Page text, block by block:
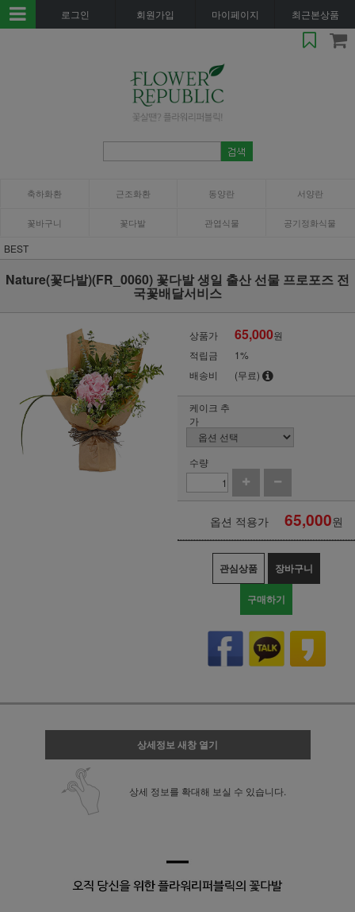
로그인 회원가입 마이페이지 최근본상품
축하화환 근조화환 동양란 서양란
꽃바구니 꽃다발 관엽식물 공기정화식물
BEST
Nature(꽃다발)(FR_0060) 꽃다발 생일 출산 선물 프로포즈 전
국꽃배달서비스
상품가 65,000원
적립금
1%
배송비
(무료)
케이크 추
가
수량
옵션 적용가 65,000원
관심상품 장바구니
구매하기
상세정보 새창 열기
상세 정보를 확대해 보실 수 있습니다.